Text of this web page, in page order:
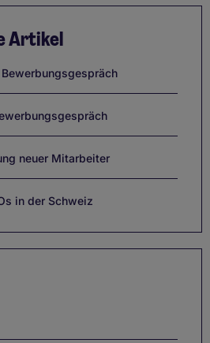
Artikel
neuer Mitarbeiter
in der Schweiz